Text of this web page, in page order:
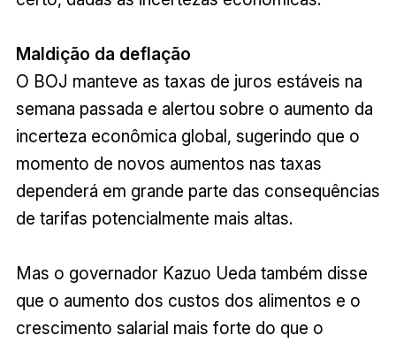
Maldição da deflação
O BOJ manteve as taxas de juros estáveis na
semana passada e alertou sobre o aumento da
incerteza econômica global, sugerindo que o
momento de novos aumentos nas taxas
dependerá em grande parte das consequências
de tarifas potencialmente mais altas.
Mas o governador Kazuo Ueda também disse
que o aumento dos custos dos alimentos e o
crescimento salarial mais forte do que o